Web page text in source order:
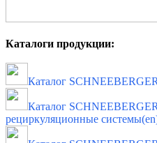
Каталоги продукции:
Каталог
Каталог
рециркуляционные